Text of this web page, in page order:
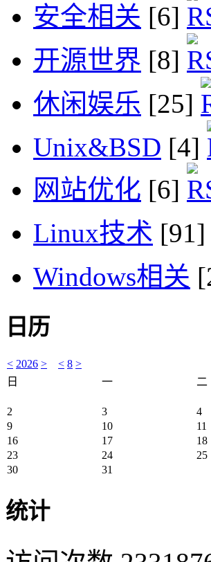
安全相关 [6]
开源世界 [8]
休闲娱乐 [25]
Unix&BSD [4]
网站优化 [6]
Linux技术 [91]
Windows相关
日历
< 2026 > < 8 >
日
一 二
2 3 4
9
10 11
16
17 18
23
24 25
30
31
统计